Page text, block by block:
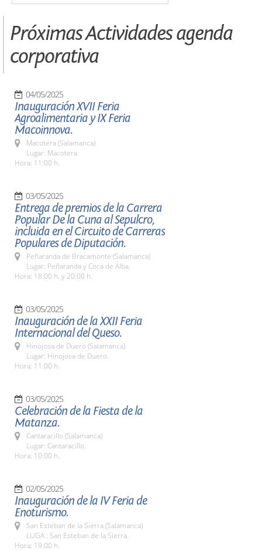
Próximas Actividades agenda
corporativa
04/05/2025
Inauguración XVII Feria
Agroalimentaria y IX Feria
Macoinnova.
Macotera (Salamanca)
Lugar: Macotera
Hora: 11:00 h.
03/05/2025
Entrega de premios de la Carrera
Popular De la Cuna al Sepulcro,
incluida en el Circuito de Carreras
Populares de Diputación.
Peñaranda de Bracamonte (Salamanca)
Lugar: Peñaranda y Coca de Alba.
Hora: 18:00 h. y 20:00 h.
03/05/2025
Inauguración de la XXII Feria
Internacional del Queso.
Hinojosa de Duero (Salamanca)
Lugar: Hinojosa de Duero.
Hora: 11:00 h.
03/05/2025
Celebración de la Fiesta de la
Matanza.
Cantaracillo (Salamanca)
Lugar: Cantaracillo.
Hora: 10:00 h.
02/05/2025
Inauguración de la IV Feria de
Enoturismo.
San Esteban de la Sierra (Salamanca)
LUGA : San Esteban de la Sierra.
Hora: 19:00 h.